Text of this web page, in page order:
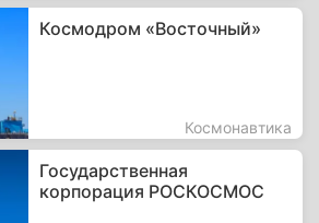
Космодром «Восточный»
Космонавтика
Государственная
корпорация РОСКОСМОС